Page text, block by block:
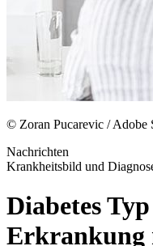
© Zoran Pucarevic / Adobe
Nachrichten
Krankheitsbild und
Diabetes
Erkrankung